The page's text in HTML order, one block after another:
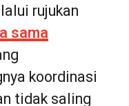
rujukan
sama
koordinasi
tidak saling